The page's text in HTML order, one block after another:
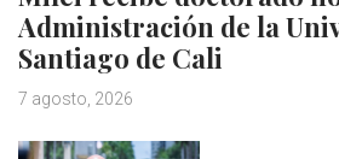
Administración de la
Santiago de Cali
7 agosto, 2026